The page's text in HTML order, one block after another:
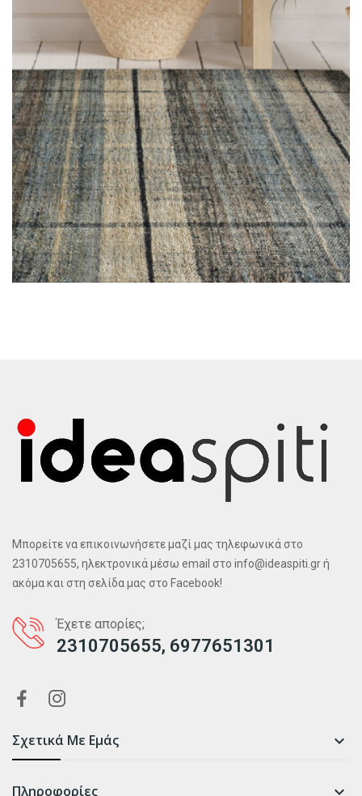
Μπορείτε να επικοινωνήσετε μαζί μας τηλεφωνικά στο
2310705655, ηλεκτρονικά μέσω email στο info@ideaspiti.gr ή
ακόμα και στη σελίδα μας στο Facebook!
Έχετε απορίες;
2310705655, 6977651301
Σχετικά Με Εμάς 
Πληροφορίες 